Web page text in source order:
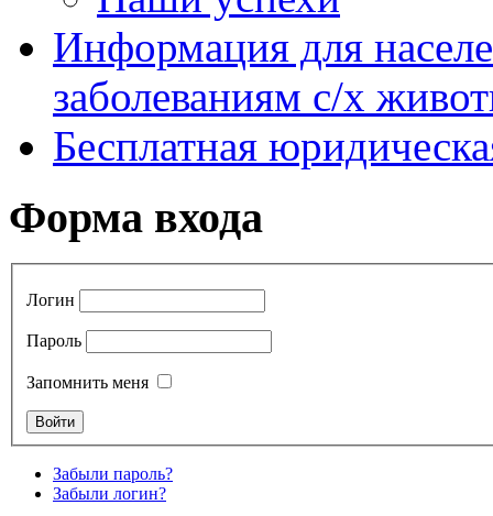
Информация для
заболеваниям с/х
Бесплатная
Форма входа
Логин
Пароль
Запомнить меня
Забыли пароль?
Забыли логин?